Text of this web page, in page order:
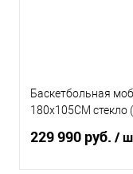
Баскетбольная
180x105CM стекло
229 990 руб. /